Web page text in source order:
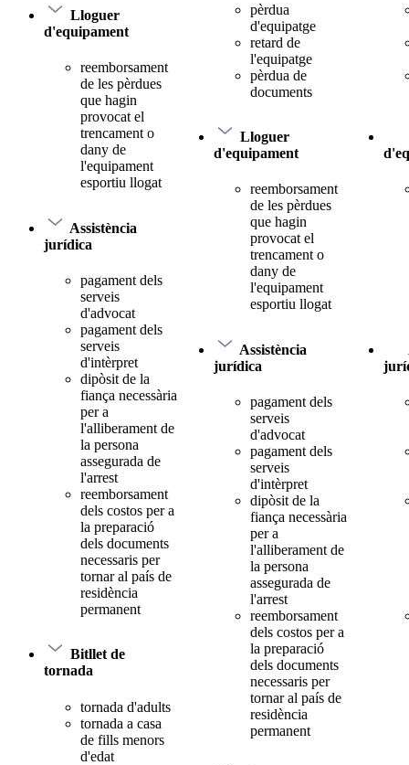
Lloguer
d'equipament
reemborsament
de les pèrdues
que hagin
provocat el
trencament o
dany de
l'equipament
esportiu llogat
Assistència
jurídica
pagament dels
serveis
d'advocat
pagament dels
serveis
d'intèrpret
dipòsit de la
fiança necessària
per a
l'alliberament de
la persona
assegurada de
l'arrest
reemborsament
dels costos per a
la preparació
dels documents
necessaris per
tornar al país de
residència
permanent
Bitllet de
tornada
tornada d'adults
tornada a casa
de fills menors
d'edat
pèrdua
d'equipatge
retard de
l'equipatge
pèrdua de
documents
Lloguer
d'equipament
reemborsament
de les pèrdues
que hagin
provocat el
trencament o
dany de
l'equipament
esportiu llogat
Assistència
jurídica
pagament dels
serveis
d'advocat
pagament dels
serveis
d'intèrpret
dipòsit de la
fiança necessària
per a
l'alliberament de
la persona
assegurada de
l'arrest
reemborsament
dels costos per a
la preparació
dels documents
necessaris per
tornar al país de
residència
permanent